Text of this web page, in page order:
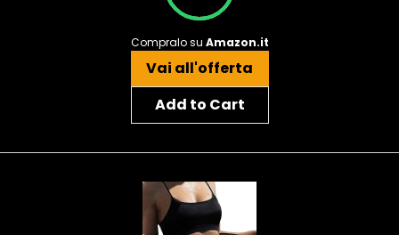
Compralo su Amazon.it
Vai all'offerta
Add to Cart